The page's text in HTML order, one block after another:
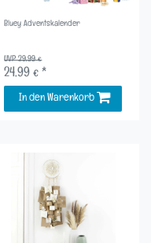
Bluey Adventskalender
UVP 29,99 €
24,99 € *
In den Warenkorb